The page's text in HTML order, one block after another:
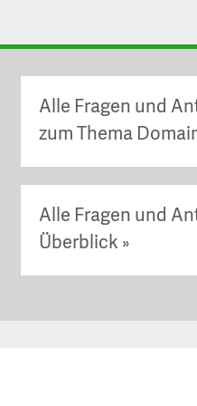
Alle Fragen und
zum Thema
Alle Fragen und
Überblick